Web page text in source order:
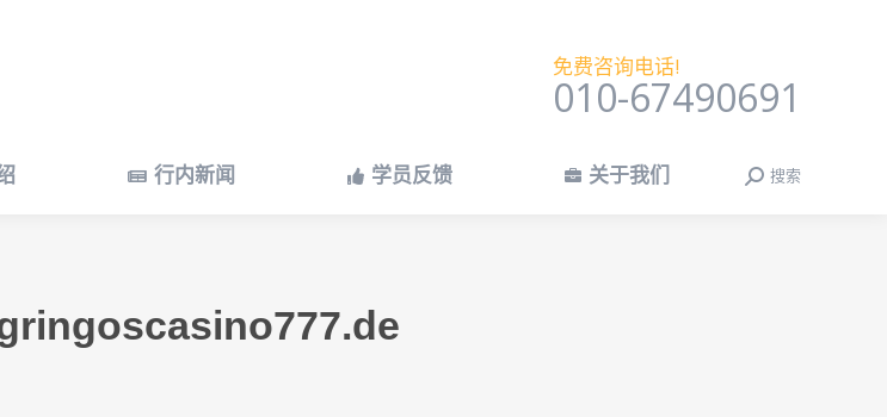
免费咨询电话!
010-67490691
行内新闻 学员反馈 关于我们
搜 搜索